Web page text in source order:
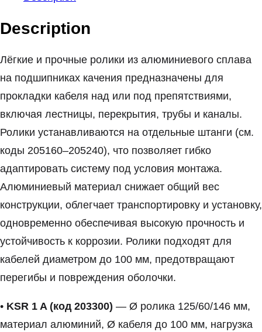
Description
Лёгкие и прочные ролики из алюминиевого сплава
на подшипниках качения предназначены для
прокладки кабеля над или под препятствиями,
включая лестницы, перекрытия, трубы и каналы.
Ролики устанавливаются на отдельные штанги (см.
коды 205160–205240), что позволяет гибко
адаптировать систему под условия монтажа.
Алюминиевый материал снижает общий вес
конструкции, облегчает транспортировку и установку,
одновременно обеспечивая высокую прочность и
устойчивость к коррозии. Ролики подходят для
кабелей диаметром до 100 мм, предотвращают
перегибы и повреждения оболочки.
• KSR 1 A (код 203300) — Ø ролика 125/60/146 мм,
материал алюминий, Ø кабеля до 100 мм, нагрузка